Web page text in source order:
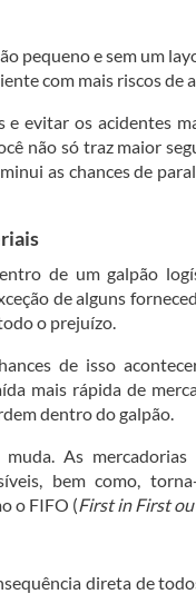
pequeno e sem um
com mais riscos de
evitar os acidentes
não só traz maior
as chances de
de um galpão
de alguns
o prejuízo.
de isso
mais rápida de
dentro do galpão.
As
bem como,
o FIFO (First in First
direta de